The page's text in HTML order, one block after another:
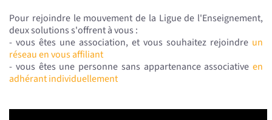
Pour rejoindre le mouvement de la Ligue de l'Enseignement,
deux solutions s'offrent à vous :
- vous êtes une association, et vous souhaitez rejoindre un
réseau en vous affiliant
- vous êtes une personne sans appartenance associative en
adhérant individuellement